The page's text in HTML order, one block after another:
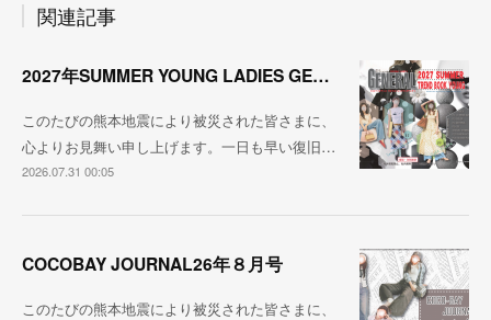
関連記事
2027年SUMMER YOUNG LADIES GENERAL TREND
このたびの熊本地震により被災された皆さまに、
心よりお見舞い申し上げます。一日も早い復旧…
2026.07.31 00:05
COCOBAY JOURNAL26年８月号
このたびの熊本地震により被災された皆さまに、